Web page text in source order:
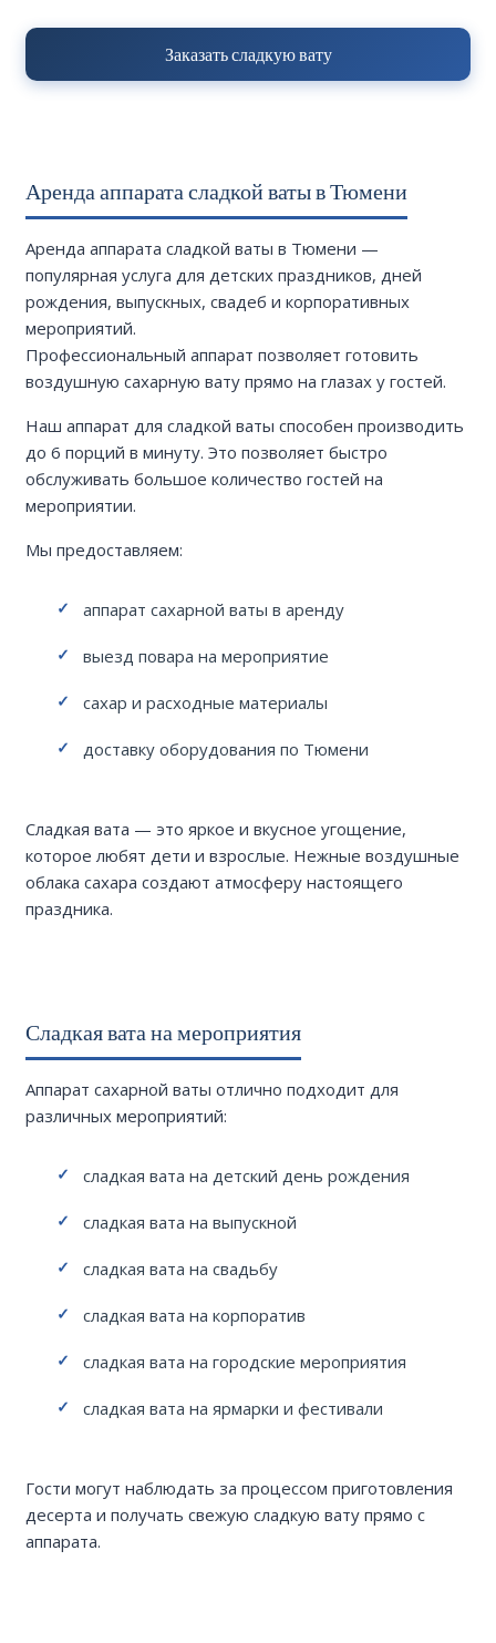
Заказать сладкую вату
Аренда аппарата сладкой ваты в Тюмени
Аренда аппарата сладкой ваты в Тюмени —
популярная услуга для детских праздников, дней
рождения, выпускных, свадеб и корпоративных
мероприятий.
Профессиональный аппарат позволяет готовить
воздушную сахарную вату прямо на глазах у гостей.
Наш аппарат для сладкой ваты способен производить
до 6 порций в минуту. Это позволяет быстро
обслуживать большое количество гостей на
мероприятии.
Мы предоставляем:
аппарат сахарной ваты в аренду
выезд повара на мероприятие
сахар и расходные материалы
доставку оборудования по Тюмени
Сладкая вата — это яркое и вкусное угощение,
которое любят дети и взрослые. Нежные воздушные
облака сахара создают атмосферу настоящего
праздника.
Сладкая вата на мероприятия
Аппарат сахарной ваты отлично подходит для
различных мероприятий:
сладкая вата на детский день рождения
сладкая вата на выпускной
сладкая вата на свадьбу
сладкая вата на корпоратив
сладкая вата на городские мероприятия
сладкая вата на ярмарки и фестивали
Гости могут наблюдать за процессом приготовления
десерта и получать свежую сладкую вату прямо с
аппарата.